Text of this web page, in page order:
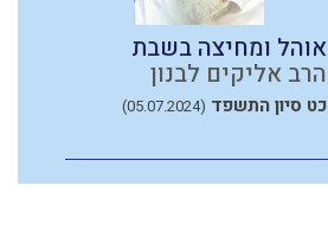
אוהל ומחיצה בשבת
הרב אליקים לבנון
כט סיון התשפד (05.07.2024)